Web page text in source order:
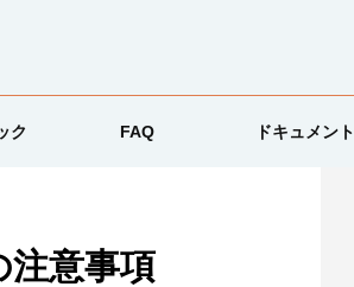
ク FAQ ドキュメント
意事項